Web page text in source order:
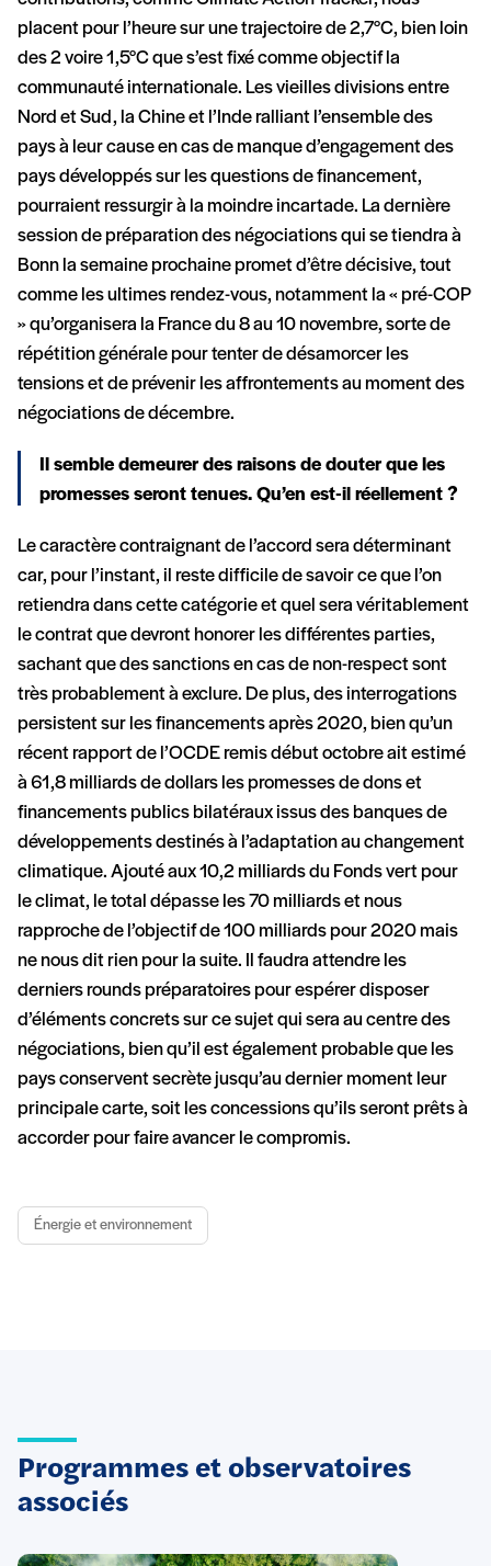
placent pour l’heure sur une trajectoire de 2,7°C, bien loin
des 2 voire 1,5°C que s’est fixé comme objectif la
communauté internationale. Les vieilles divisions entre
Nord et Sud, la Chine et l’Inde ralliant l’ensemble des
pays à leur cause en cas de manque d’engagement des
pays développés sur les questions de financement,
pourraient ressurgir à la moindre incartade. La dernière
session de préparation des négociations qui se tiendra à
Bonn la semaine prochaine promet d’être décisive, tout
comme les ultimes rendez-vous, notamment la « pré-COP
» qu’organisera la France du 8 au 10 novembre, sorte de
répétition générale pour tenter de désamorcer les
tensions et de prévenir les affrontements au moment des
négociations de décembre.
Il semble demeurer des raisons de douter que les
promesses seront tenues. Qu’en est-il réellement ?
Le caractère contraignant de l’accord sera déterminant
car, pour l’instant, il reste difficile de savoir ce que l’on
retiendra dans cette catégorie et quel sera véritablement
le contrat que devront honorer les différentes parties,
sachant que des sanctions en cas de non-respect sont
très probablement à exclure. De plus, des interrogations
persistent sur les financements après 2020, bien qu’un
récent rapport de l’OCDE remis début octobre ait estimé
à 61,8 milliards de dollars les promesses de dons et
financements publics bilatéraux issus des banques de
développements destinés à l’adaptation au changement
climatique. Ajouté aux 10,2 milliards du Fonds vert pour
le climat, le total dépasse les 70 milliards et nous
rapproche de l’objectif de 100 milliards pour 2020 mais
ne nous dit rien pour la suite. Il faudra attendre les
derniers rounds préparatoires pour espérer disposer
d’éléments concrets sur ce sujet qui sera au centre des
négociations, bien qu’il est également probable que les
pays conservent secrète jusqu’au dernier moment leur
principale carte, soit les concessions qu’ils seront prêts à
accorder pour faire avancer le compromis.
Énergie et environnement
Programmes et observatoires
associés